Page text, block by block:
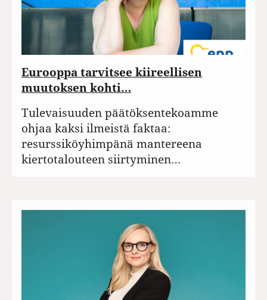
Eurooppa tarvitsee kiireellisen
muutoksen kohti…
Tulevaisuuden päätöksentekoamme
ohjaa kaksi ilmeistä faktaa:
resurssiköyhimpänä mantereena
kiertotalouteen siirtyminen…